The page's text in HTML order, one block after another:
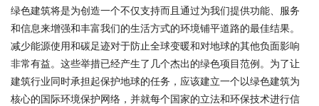
绿色建筑将是为创造一个不仅支持而且通过为我们提供功能、服务
和信息来增强和丰富我们的生活方式的环境铺平道路的最佳结果。
减少能源使用和碳足迹对于防止全球变暖和对地球的其他负面影响
非常有益。这些举措已经产生了几个杰出的绿色项目范例。为了让
建筑行业同时承担起保护地球的任务，应该建立一个以绿色建筑为
核心的国际环境保护网络，并就每个国家的立法和环保技术进行信